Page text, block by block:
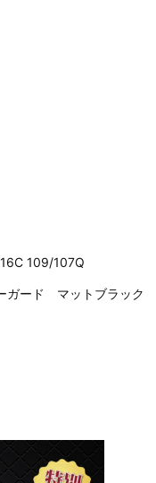
109/107Q
ガード マットブラック